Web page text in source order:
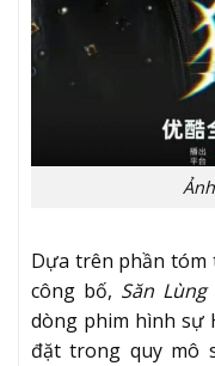
Dựa trên phần tóm
công bố, Săn
dòng phim hình sự
đặt trong quy mô